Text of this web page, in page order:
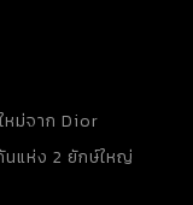
หม่จาก Dior
แห่ง 2 ยักษ์ใหญ่